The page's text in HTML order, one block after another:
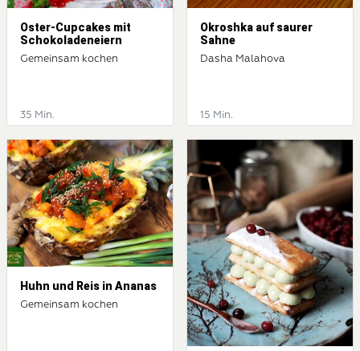
Oster-Cupcakes mit
Schokoladeneiern
Gemeinsam kochen
35 Min.
Okroshka auf saurer
Sahne
Dasha Malahova
15 Min.
Huhn und Reis in Ananas
Gemeinsam kochen